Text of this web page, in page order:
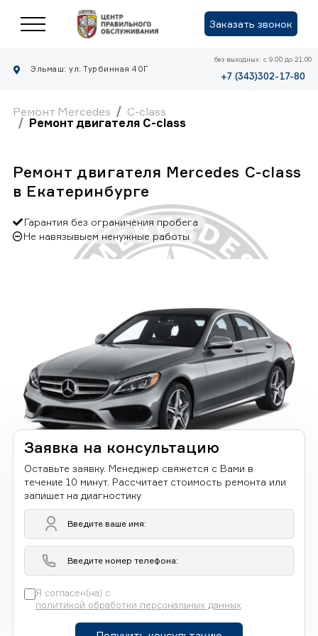
Заказать звонок
Эльмаш: ул. Турбинная 40Г
без выходных: с 9.00 до 21.00
+7 (343)302-17-80
Ремонт Mercedes
C-class
Ремонт двигателя C-class
Ремонт двигателя Mercedes C-class
в Екатеринбурге
Гарантия без ограничения пробега
Не навязывыем ненужные работы
Заявка на консультацию
Оставьте заявку. Менеджер свяжется с Вами в
течение 10 минут. Рассчитает стоимость ремонта или
запишет на диагностику
Я согласен(на) с
политикой обработки персональных данных